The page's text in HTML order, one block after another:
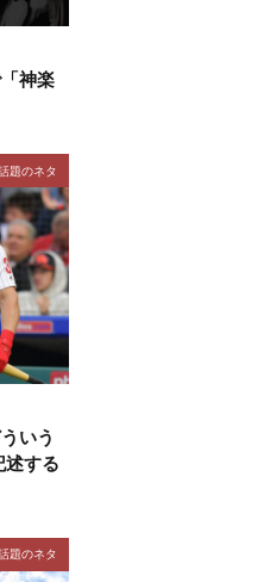
神楽
題のネタ
いう
する
題のネタ